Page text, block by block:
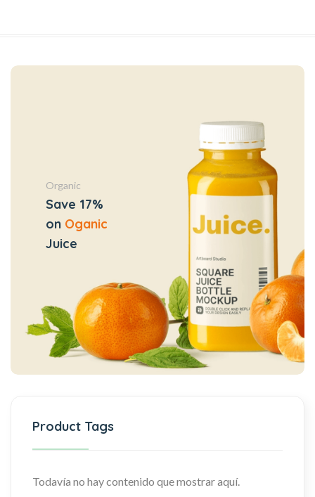
Organic
Save 17%
on Oganic
Juice
Product Tags
Todavía no hay contenido que mostrar aquí.